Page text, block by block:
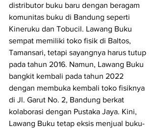
distributor buku baru dengan beragam
komunitas buku di Bandung seperti
Kineruku dan Tobucil. Lawang Buku
sempat memiliki toko fisik di Baltos,
Tamansari, tetapi sayangnya harus tutup
pada tahun 2016. Namun, Lawang Buku
bangkit kembali pada tahun 2022
dengan membuka kembali toko fisiknya
di Jl. Garut No. 2, Bandung berkat
kolaborasi dengan Pustaka Jaya. Kini,
Lawang Buku tetap eksis menjual buku-